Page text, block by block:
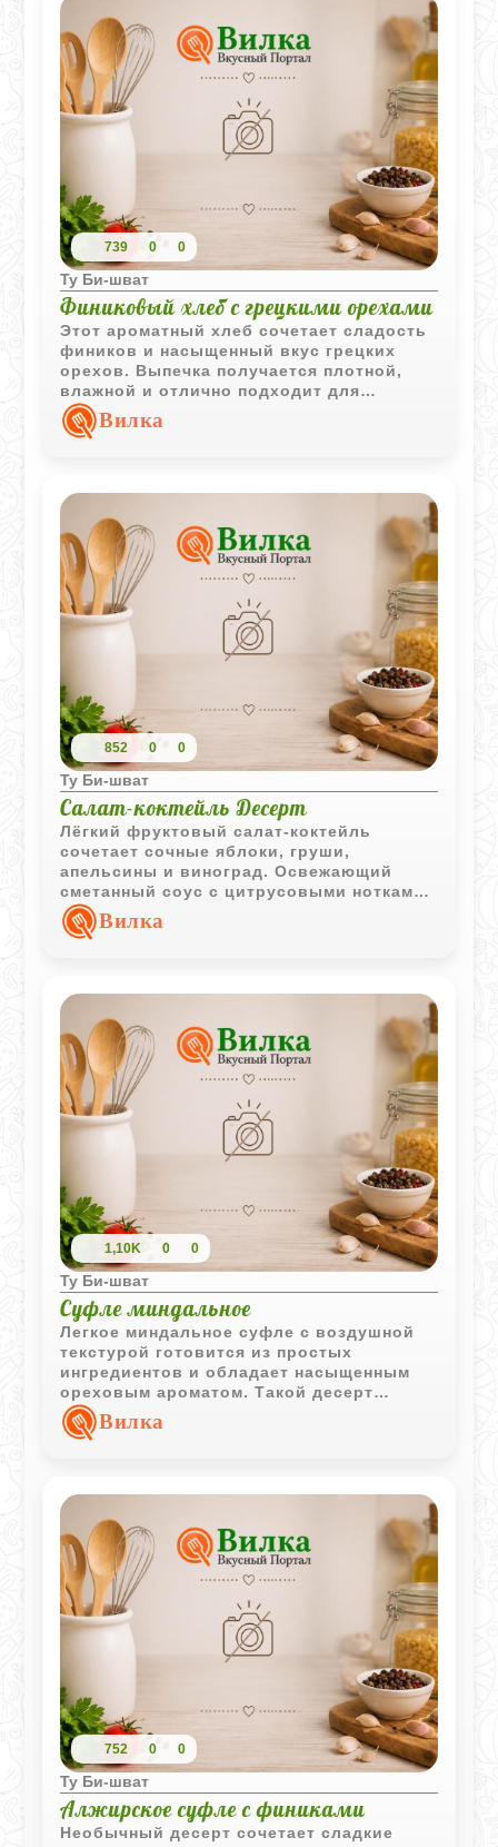
ним нужно следить в оба глаза, пока он
на сковородке. Стоит чуть отвлечься, и
он пережарится, добавив ненужную
горечь. Но если поймать тот самый
золотистый момент, аромат получается
просто невероятный. Я часто делаю их
про запас, они отлично хранятся и
выглядят очень симпатично, особенно в
739 0 0
Ту Би-шват
Финиковый хлеб с грецкими орехами
Этот ароматный хлеб сочетает сладость
фиников и насыщенный вкус грецких
орехов. Выпечка получается плотной,
влажной и отлично подходит для
завтрака или перекуса с чашкой горячего
напитка.
Вилка
852 0 0
Ту Би-шват
Салат-коктейль Десерт
Лёгкий фруктовый салат-коктейль
сочетает сочные яблоки, груши,
апельсины и виноград. Освежающий
сметанный соус с цитрусовыми нотками
делает десерт ярким и гармоничным.
Вилка
1,10K 0 0
Ту Би-шват
Суфле миндальное
Легкое миндальное суфле с воздушной
текстурой готовится из простых
ингредиентов и обладает насыщенным
ореховым ароматом. Такой десерт
особенно хорош в свежем виде сразу
после выпечки.
Вилка
752 0 0
Ту Би-шват
Алжирское суфле с финиками
Необычный десерт сочетает сладкие